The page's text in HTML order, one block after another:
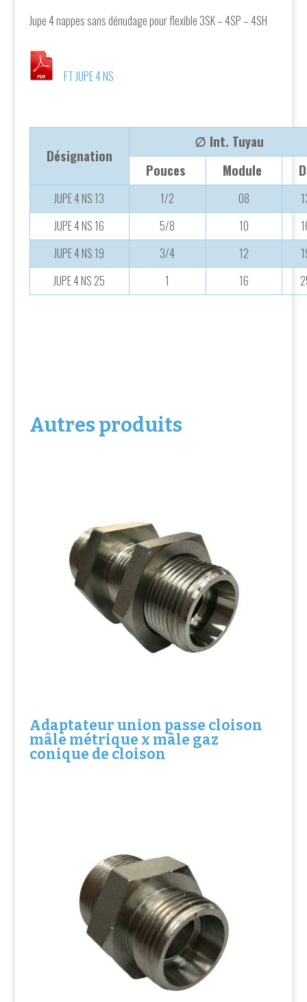
Jupe 4 nappes sans dénudage pour flexible 3SK – 4SP – 4SH
FT JUPE 4 NS
Désignation
∅ Int. Tuyau
Pouces
Module
JUPE 4 NS 13 1/2 08
JUPE 4 NS 16
5/8 10
JUPE 4 NS 19
3/4 12
JUPE 4 NS 25
1 16
Autres produits
Adaptateur union passe cloison
mâle métrique x mâle gaz
conique de cloison